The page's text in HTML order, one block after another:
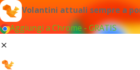
Volantini attuali sempre a
Aggiungi a Chrome - GRATIS